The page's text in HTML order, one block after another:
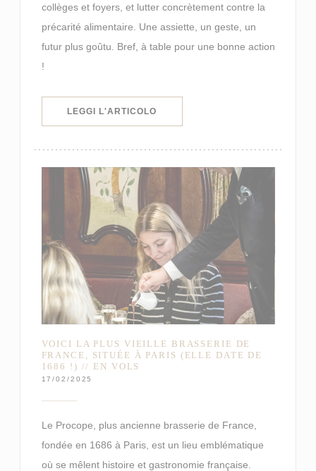
collèges et foyers, et lutter concrètement contre la
précarité alimentaire. Une assiette, un geste, un
futur plus goûtu. Bref, à table pour une bonne action
!
LEGGI L'ARTICOLO
VOICI LA PLUS VIEILLE BRASSERIE DE
FRANCE, SITUÉE À PARIS (ELLE DATE DE
1686 !) // EN VOLS
17/02/2025
Le Procope, plus ancienne brasserie de France,
fondée en 1686 à Paris, est un lieu emblématique
où se mêlent histoire et gastronomie française.